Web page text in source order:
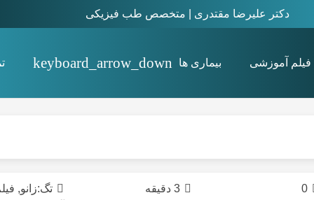
دکتر علیرضا مقتدری | متخصص طب فیزیکی
فیلم آموزشی بیماری ها
0 3 دقیقه تگ:زانو,